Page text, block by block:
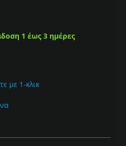
1 έως 3 ημέρες
με 1-κλικ